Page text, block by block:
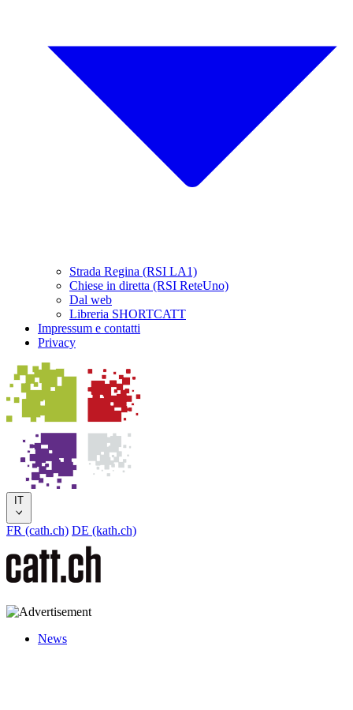
Strada Regina (RSI LA1)
Chiese in diretta (RSI ReteUno)
Dal web
Libreria SHORTCATT
Impressum e contatti
Privacy
IT
FR (cath.ch) DE (kath.ch)
News